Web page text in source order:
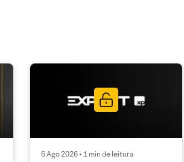
6 Ago 2026 • 1 min de leitura